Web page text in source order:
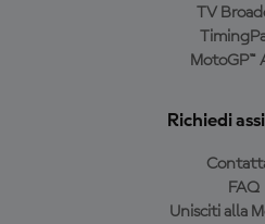
TV
MotoGP™
Richiedi
FAQ
Unisciti alla